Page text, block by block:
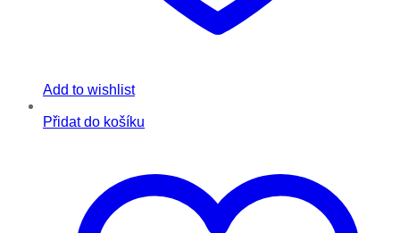
Add to wishlist
Přidat do košíku